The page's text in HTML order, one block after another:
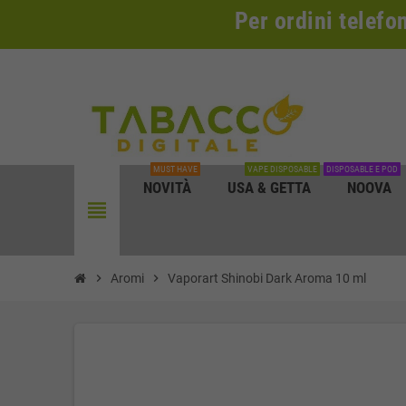
Per ordini
view_headline
NOVITÀ
MUST HAVE
USA & GETTA
VAPE DISPOSABLE
NOOVA
DISPOSABLE E POD
chevron_right Aromi chevron_right Vaporart Shinobi Dark Aroma 10 ml